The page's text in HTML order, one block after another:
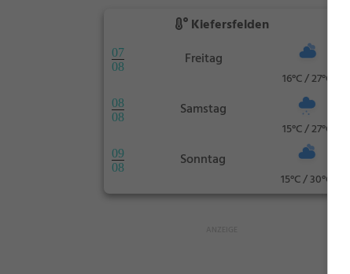
Kiefersfelden
07
08
Freitag
16°C / 27°C
08
08
Samstag
15°C / 27°C
09
08
Sonntag
15°C / 30°C